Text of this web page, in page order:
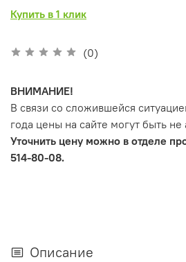
(0)
Купить в 1 клик
ВНИМАНИЕ!
В связи со сложившейся
года цены на сайте могут быть не
Уточнить цену можно в отделе
514-80-08.
Описание